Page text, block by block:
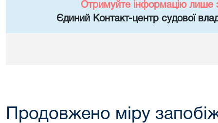
Отримуйте інформацію лише
Єдиний Контакт-центр судової
Продовжено міру